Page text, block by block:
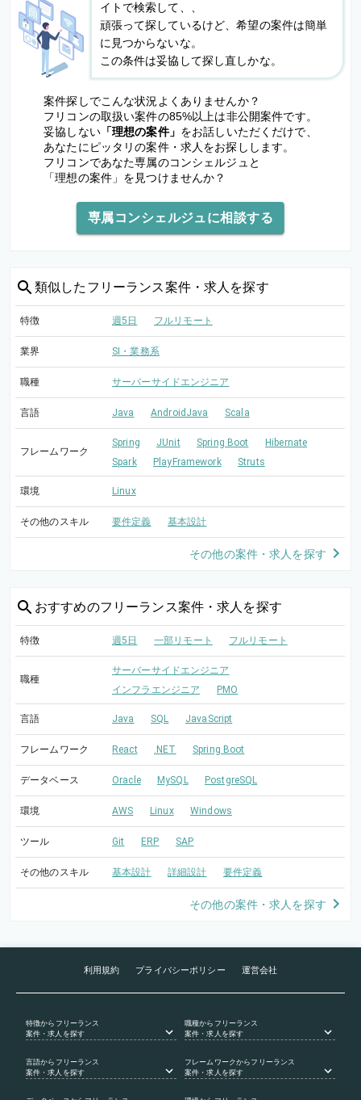
イトで検索して、、
頑張って探しているけど、希望の案件は簡単
に見つからないな。
この条件は妥協して探し直しかな。
案件探しでこんな状況よくありませんか？
フリコンの取扱い案件の85%以上は非公開案件です。
妥協しない「理想の案件」 をお話しいただくだけで、
あなたにピッタリの案件・求人をお探しします。
フリコンであなた専属のコンシェルジュと
「理想の案件」を見つけませんか？
専属コンシェルジュに相談する
類似した フリーランス案件・求人を探す
特徴 週5日 フルリモート
業界 SI・業務系
職種 サーバーサイドエンジニア
言語 Java AndroidJava Scala
フレームワーク
Spring JUnit Spring Boot
Hibernate
Spark
PlayFramework Struts
環境 Linux
その他のスキル 要件定義 基本設計
その他の案件・求人を探す
おすすめのフリーランス案件・求人を探す
特徴 週5日 一部リモート フルリモート
職種
サーバーサイドエンジニア
インフラエンジニア
PMO
言語 Java SQL JavaScript
フレームワーク React .NET Spring Boot
データベース Oracle MySQL PostgreSQL
環境 AWS Linux Windows
ツール Git ERP SAP
その他のスキル 基本設計 詳細設計 要件定義
その他の案件・求人を探す
利用規約 プライバシーポリシー 運営会社
特徴からフリーランス
案件・求人を探す
職種からフリーランス
案件・求人を探す
言語からフリーランス
案件・求人を探す
フレームワークからフリーランス
案件・求人を探す